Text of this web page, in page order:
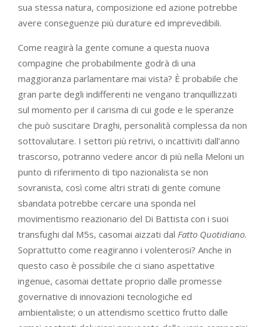
sua stessa natura, composizione ed azione potrebbe
avere conseguenze più durature ed imprevedibili.
Come reagirà la gente comune a questa nuova
compagine che probabilmente godrà di una
maggioranza parlamentare mai vista? È probabile che
gran parte degli indifferenti ne vengano tranquillizzati
sul momento per il carisma di cui gode e le speranze
che può suscitare Draghi, personalità complessa da non
sottovalutare. I settori più retrivi, o incattiviti dall’anno
trascorso, potranno vedere ancor di più nella Meloni un
punto di riferimento di tipo nazionalista se non
sovranista, così come altri strati di gente comune
sbandata potrebbe cercare una sponda nel
movimentismo reazionario del Di Battista con i suoi
transfughi dal M5s, casomai aizzati dal Fatto Quotidiano.
Soprattutto come reagiranno i volenterosi? Anche in
questo caso è possibile che ci siano aspettative
ingenue, casomai dettate proprio dalle promesse
governative di innovazioni tecnologiche ed
ambientaliste; o un attendismo scettico frutto dalle